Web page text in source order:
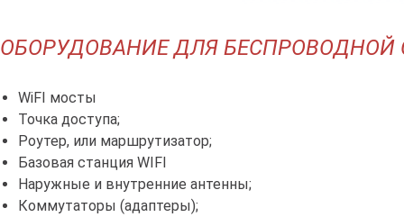
ОБОРУДОВАНИЕ ДЛЯ
WiFI мосты
Точка доступа;
Роутер, или маршрутизатор;
Базовая станция WIFI
Наружные и внутренние антенны;
Коммутаторы (адаптеры);